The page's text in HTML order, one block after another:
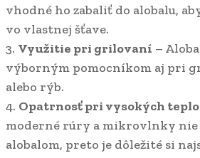
vhodné ho zabaliť do alobalu,
vo vlastnej šťave.
3. Využitie pri grilovaní –
výborným pomocníkom aj pri
alebo rýb.
4. Opatrnosť pri vysokých
moderné rúry a mikrovlnky nie
alobalom, preto je dôležité si